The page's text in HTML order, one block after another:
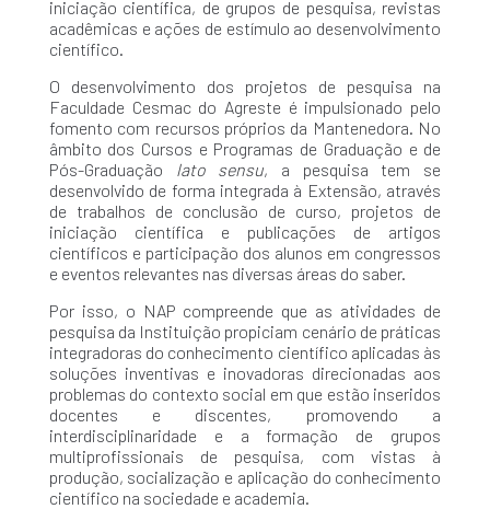
iniciação científica, de grupos de pesquisa, revistas
acadêmicas e ações de estímulo ao desenvolvimento
científico.
O desenvolvimento dos projetos de pesquisa na
Faculdade Cesmac do Agreste é impulsionado pelo
fomento com recursos próprios da Mantenedora. No
âmbito dos Cursos e Programas de Graduação e de
Pós-Graduação
lato sensu, a pesquisa tem se
desenvolvido de forma integrada à Extensão, através
de trabalhos de conclusão de curso, projetos de
iniciação científica e publicações de artigos
científicos e participação dos alunos em congressos
e eventos relevantes nas diversas áreas do saber.
Por isso, o NAP compreende que as atividades de
pesquisa da Instituição propiciam cenário de práticas
integradoras do conhecimento científico aplicadas às
soluções inventivas e inovadoras direcionadas aos
problemas do contexto social em que estão inseridos
docentes e discentes, promovendo a
interdisciplinaridade e a formação de grupos
multiprofissionais de pesquisa, com vistas à
produção, socialização e aplicação do conhecimento
científico na sociedade e academia.